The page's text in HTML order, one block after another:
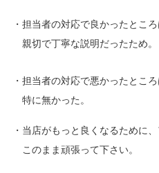
・担当者の対応で良かったとこ
親切で丁寧な説明だったため。
・担当者の対応で悪かったとこ
特に無かった。
・当店がもっと良くなるために
このまま頑張って下さい。